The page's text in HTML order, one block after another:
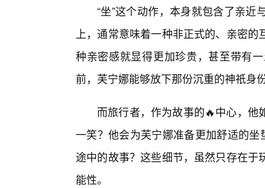
“坐”这个动作，本身就包含了亲
上，通常意味着一种非正式的、亲密
种亲密感就显得更加珍贵，甚至带有
前，芙宁娜能够放下那份沉重的神祇身
而旅行者，作为故事的🔥中心，
一笑？他会为芙宁娜准备更加舒适的
途中的故事？这些细节，虽然只存在
能性。